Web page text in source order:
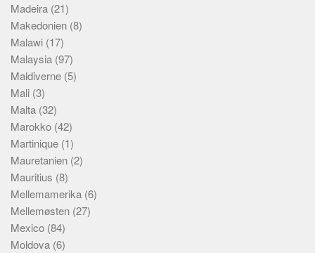
Madeira (21)
Makedonien (8)
Malawi (17)
Malaysia (97)
Maldiverne (5)
Mali (3)
Malta (32)
Marokko (42)
Martinique (1)
Mauretanien (2)
Mauritius (8)
Mellemamerika (6)
Mellemøsten (27)
Mexico (84)
Moldova (6)